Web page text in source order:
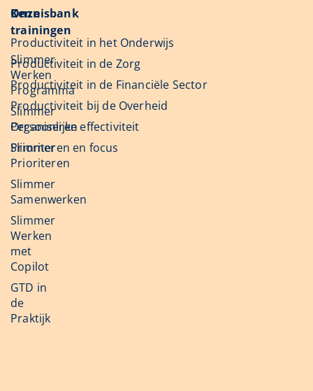
Onze
trainingen
Slimmer
Werken
Programma
Slimmer
Organiseren
Slimmer
Prioriteren
Slimmer
Samenwerken
Slimmer
Werken
met
Copilot
GTD in
de
Praktijk
Kennisbank
Productiviteit in het Onderwijs
Productiviteit in de Zorg
Productiviteit in de Financiële Sector
Productiviteit bij de Overheid
Persoonlijke effectiviteit
Prioriteren en focus